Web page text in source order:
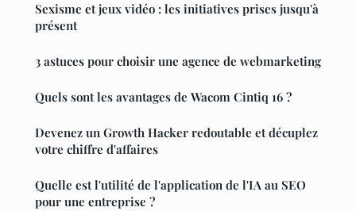
Sexisme et jeux vidéo : les initiatives prises jusqu'à
présent
3 astuces pour choisir une agence de webmarketing
Quels sont les avantages de Wacom Cintiq 16 ?
Devenez un Growth Hacker redoutable et décuplez
votre chiffre d'affaires
Quelle est l'utilité de l'application de l'IA au SEO
pour une entreprise ?